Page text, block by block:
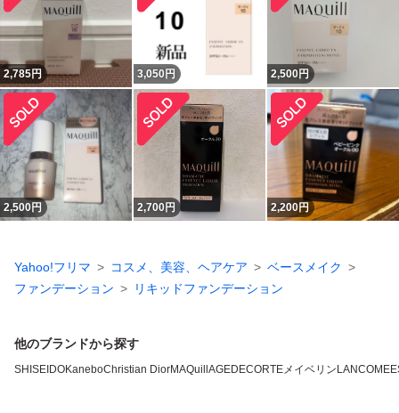
2,785円 3,050 円 2,500円
2,500円 2,700円 2,200円
Yahoo!フリマ コスメ、美容、ヘアケア
ベースメイク
ファンデーション
リキッドファンデーション
他のブランドから探す
SHISEIDOKaneboChristian DiorMAQuillAGEDECORTEメイベリン LANCOME